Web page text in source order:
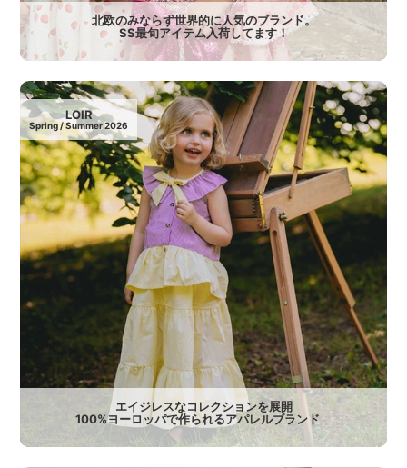
北欧のみならず世界的に人気のブランド。
SS最旬アイテム入荷してます！
LOIR
Spring / Summer 2026
エイジレスなコレクションを展開
100%ヨーロッパで作られるアパレルブランド